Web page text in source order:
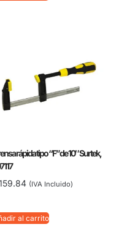
rápida tipo “F” de 10″ Surtek,
(IVA Incluido)
al carrito